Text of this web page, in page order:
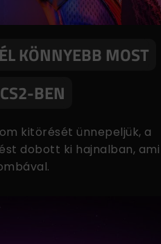
KÖNNYEBB MOST
BEN
kitörését ünnepeljük, a
dobott ki hajnalban, ami